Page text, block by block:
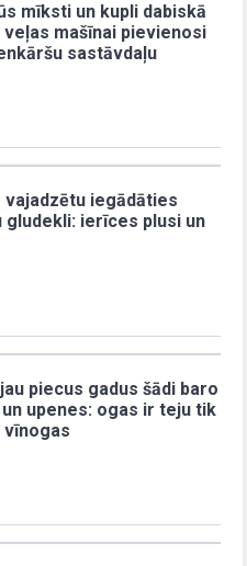
mīksti un kupli dabiskā
veļas mašīnai pievienosi
sastāvdaļu
vajadzētu iegādāties
gludekli: ierīces plusi un
piecus gadus šādi baro
upenes: ogas ir teju tik
vīnogas